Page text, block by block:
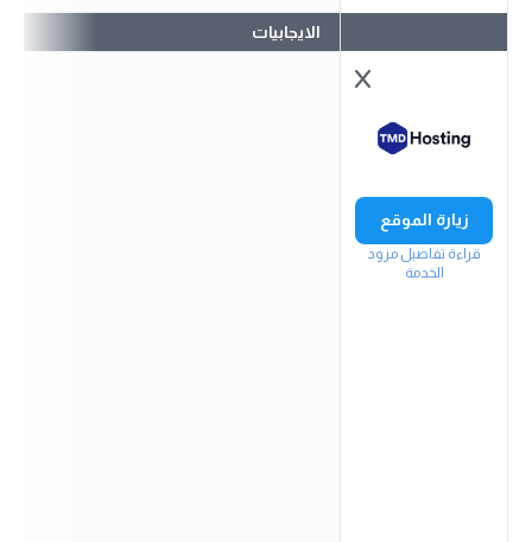
زيارة الموقع
قراءة تفاصيل مزود
الخدمة
الايجابيات